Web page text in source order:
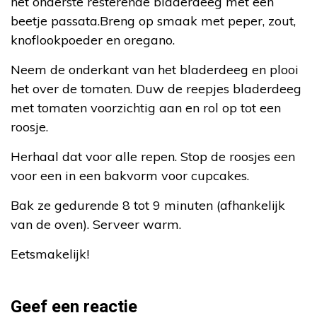
beetje passata.Breng op smaak met peper, zout,
knoflookpoeder en oregano.
Neem de onderkant van het bladerdeeg en plooi
het over de tomaten. Duw de reepjes bladerdeeg
met tomaten voorzichtig aan en rol op tot een
roosje.
Herhaal dat voor alle repen. Stop de roosjes een
voor een in een bakvorm voor cupcakes.
Bak ze gedurende 8 tot 9 minuten (afhankelijk
van de oven). Serveer warm.
Eetsmakelijk!
Geef een reactie